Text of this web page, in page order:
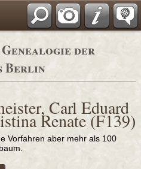
Adressbücher
der
Berlin
Carl Eduard
Renate (F139)
Vorfahren aber mehr als 100